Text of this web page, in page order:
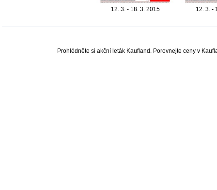
12. 3. - 18. 3. 2015 12. 3. -
Prohlédněte si akční leták Kaufland. Porovnejte ceny v